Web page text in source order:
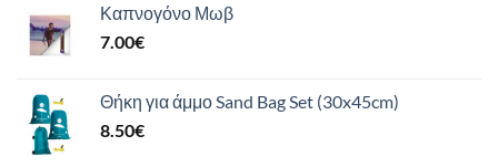
Καπνογόνο Μωβ
7.00€
Θήκη για άμμο Sand Bag Set (30x45cm)
8.50€